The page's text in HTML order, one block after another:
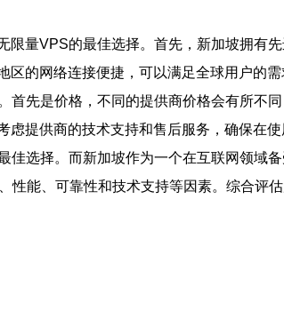
量VPS的最佳选择。首先，新加坡拥有
的网络连接便捷，可以满足全球用户的
先是价格，不同的提供商价格会有所不
提供商的技术支持和售后服务，确保在使
选择。而新加坡作为一个在互联网领域
能、可靠性和技术支持等因素。综合评